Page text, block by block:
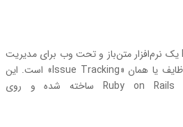
مقدمه: Redmine یک نرم‌افزار متن‌باز و تحت وب برای مدیریت
پروژه و پیگیری وظایف یا همان «Issue Tracking» است. این
نرم‌افزار با زبان Ruby on Rails ساخته شده و روی